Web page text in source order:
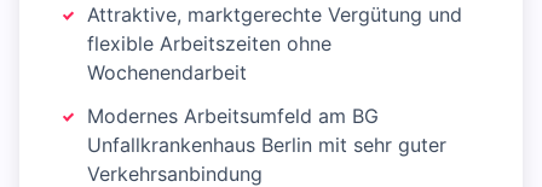
Attraktive, marktgerechte Vergütung und
flexible Arbeitszeiten ohne
Wochenendarbeit
Modernes Arbeitsumfeld am BG
Unfallkrankenhaus Berlin mit sehr guter
Verkehrsanbindung